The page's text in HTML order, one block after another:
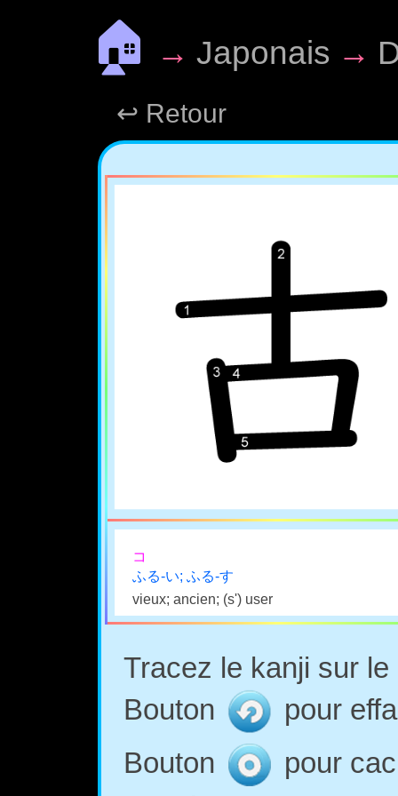
🏠 → Japonais →
↩ Retour
コ
ふる-い; ふる-す
vieux; ancien; (s') user
Tracez le kanji sur
Bouton
pour
Bouton
pour